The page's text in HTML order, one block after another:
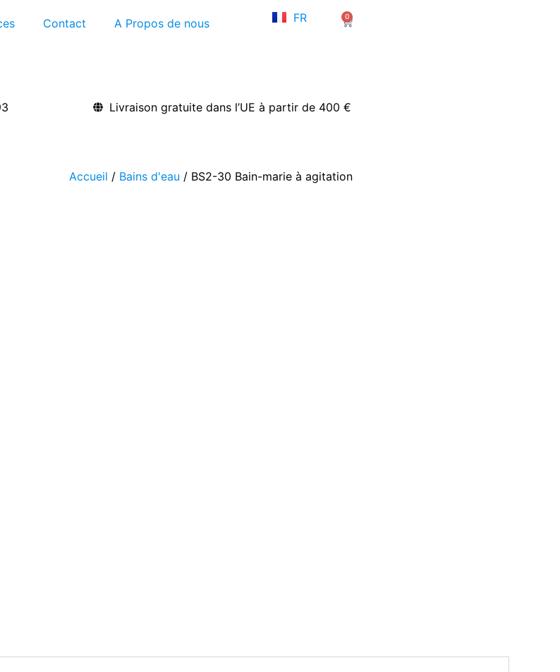
Contact A Propos de nous FR
EN
0
Panier
Livraison gratuite dans l’UE à partir de 400 €
Accueil / Bains d'eau / BS2-30 Bain-marie à agitation